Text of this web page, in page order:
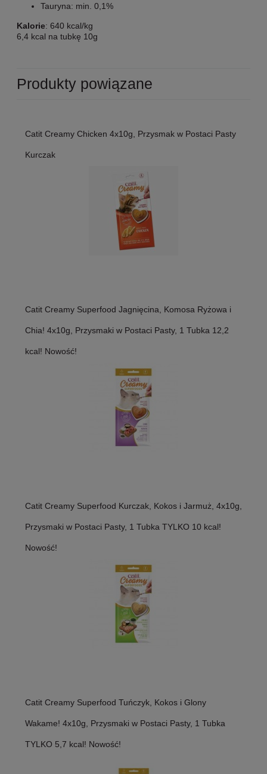
Tauryna: min. 0,1%
Kalorie: 640 kcal/kg
6,4 kcal na tubkę 10g
Produkty powiązane
Catit Creamy Chicken 4x10g, Przysmak w Postaci Pasty
Kurczak
Catit Creamy Superfood Jagnięcina, Komosa Ryżowa i
Chia! 4x10g, Przysmaki w Postaci Pasty, 1 Tubka 12,2
kcal! Nowość!
Catit Creamy Superfood Kurczak, Kokos i Jarmuż, 4x10g,
Przysmaki w Postaci Pasty, 1 Tubka TYLKO 10 kcal!
Nowość!
Catit Creamy Superfood Tuńczyk, Kokos i Glony
Wakame! 4x10g, Przysmaki w Postaci Pasty, 1 Tubka
TYLKO 5,7 kcal! Nowość!